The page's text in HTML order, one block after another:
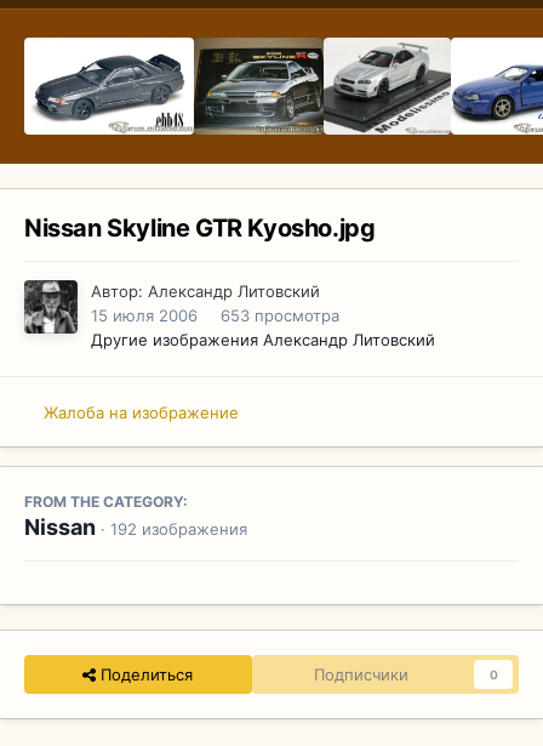
Nissan Skyline GTR Kyosho.jpg
Автор: Александр Литовский
15 июля 2006
653 просмотра
Другие изображения Александр Литовский
Жалоба на изображение
FROM THE CATEGORY:
Nissan · 192 изображения
Поделиться Подписчики 0